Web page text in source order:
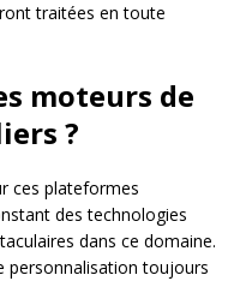
traitées en toute
moteurs de
?
ces plateformes
des technologies
dans ce domaine.
personnalisation toujours